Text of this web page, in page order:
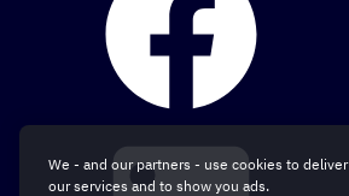
We - and our partners - use cookies to deliver
our services and to show you ads.